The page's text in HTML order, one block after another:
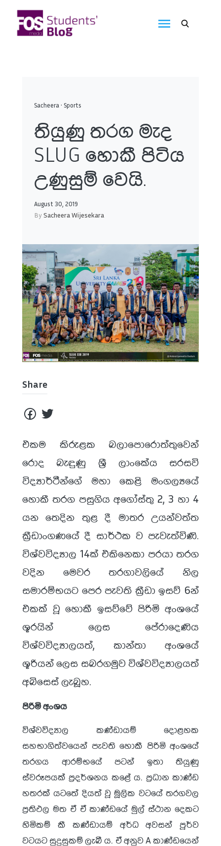
content
Sacheera • Sports
තියුණු තරග මැද
SLUG හොකී පිටිය
උණුසුම් වෙයි.
August 30, 2019
BySacheera Wijesekara
Share
එකම කිරුළක බලාපොරොත්තුවෙන්
රොද බැඳුණු ශ්‍රී ලාංකේය සරසවි
විද්‍යාර්ථීන්ගේ මහා කෙළි මංගල්‍යයේ
හොකී තරග පසුගිය අගෝස්තු 2, 3 හා 4
යන තෙදින තුළ දී මාතර උයන්වත්ත
ක්‍රීඩාංගණයේ දී සාර්ථක ව පැවැත්විණි.
විශ්වවිද්‍යාල 14ක් එකිනෙකා පරයා තරග
වදින මෙවර තරගාවලියේ නිල
සමාරම්භයට පෙර පැවති ක්‍රීඩා ඉසව් 6න්
එකක් වූ හොකී ඉසව්වේ පිරිමි අංශයේ
ශූරයින් ලෙස පේරාදෙණිය
විශ්වවිද්‍යාලයත්, කාන්තා අංශයේ
ශූරියන් ලෙස සබරගමුව විශ්වවිද්‍යාලයත්
අබිසෙස් ලැබූහ.
පිරිමි අංශය
විශ්වවිද්‍යාල කණ්ඩායම් දොළහක
සහභාගිත්වයෙන් පැවති හොකී පිරිමි අංශයේ
තරගය ආරම්භයේ පටන් ඉතා තියුණු
ස්වරූපයක් ප්‍රදර්ශනය කළේ ය. ප්‍රධාන කාණ්ඩ
හතරක් යටතේ දියත් වූ මූලික වටයේ තරගවල
ප්‍රතිඵල මත ඒ ඒ කාණ්ඩයේ මුල් ස්ථාන දෙකට
හිමිකම් කී කණ්ඩායම් අර්ධ අවසන් පූර්ව
වටයට සුදුසුකම් ලැබී ය. ඒ අනුව A කාණ්ඩයෙන්